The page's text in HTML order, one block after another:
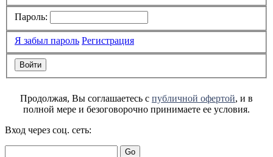
Пароль:
Я забыл пароль Регистрация
Продолжая, Вы соглашаетесь с публичной офертой, и в
полной мере и безоговорочно принимаете ее условия.
Вход через соц. сеть:
Go